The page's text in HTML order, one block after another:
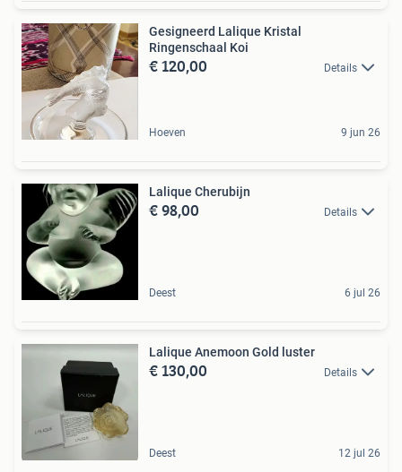
Gesigneerd Lalique Kristal
Ringenschaal Koi
€ 120,00 Details
Hoeven 9 jun 26
Lalique Cherubijn
€ 98,00 Details
Deest 6 jul 26
Lalique Anemoon Gold luster
€ 130,00 Details
Deest 12 jul 26